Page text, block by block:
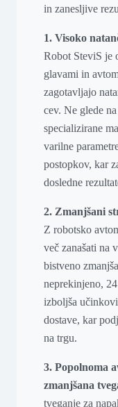
in zanesljive
1. Visoko
Robot SteviS je
glavami in
zagotavljajo
cev. Ne glede
specializirane
varilne
postopkov, kar
dosledne
2. Zmanjšani
Z robotsko
več zanašati na
bistveno
neprekinjeno,
izboljša
dostave, kar
na trgu.
3. Popolnoma
zmanjšana
tveganje za